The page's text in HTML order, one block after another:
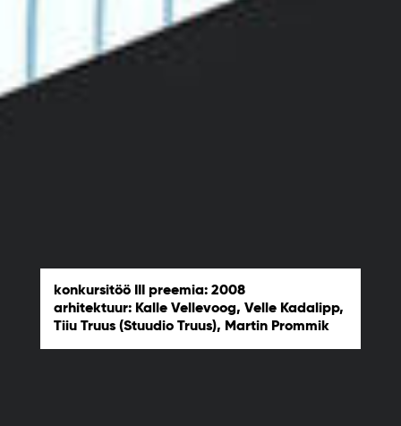
konkursitöö III preemia: 2008
arhitektuur: Kalle Vellevoog, Velle Kadalipp,
Tiiu Truus (Stuudio Truus), Martin Prommik